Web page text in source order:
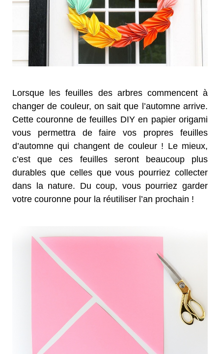
Lorsque les feuilles des arbres commencent à
changer de couleur, on sait que l’automne arrive.
Cette couronne de feuilles DIY en papier origami
vous permettra de faire vos propres feuilles
d’automne qui changent de couleur ! Le mieux,
c’est que ces feuilles seront beaucoup plus
durables que celles que vous pourriez collecter
dans la nature. Du coup, vous pourriez garder
votre couronne pour la réutiliser l’an prochain !